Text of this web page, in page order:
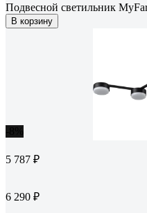
Подвесной светильник
В корзину
5 787 ₽
6 290 ₽